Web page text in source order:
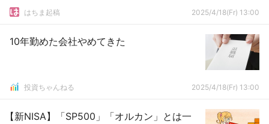
はちま起稿 2025/4/18(Fr) 13:00
10年勤めた会社やめてきた
投資ちゃんねる 2025/4/18(Fr) 13:00
【新NISA】「SP500」「オルカン」とは一